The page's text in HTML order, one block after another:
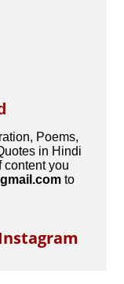
Poems,
in Hindi
content you
to